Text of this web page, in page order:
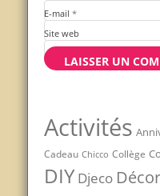
E-mail *
Site web
Activités
Cadeau Chicco Collège
DIY Djeco